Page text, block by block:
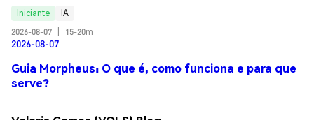
Iniciante
IA
2026-08-07
15-20m
2026-08-07
Guia Morpheus: O que é, como funciona e para que
serve?